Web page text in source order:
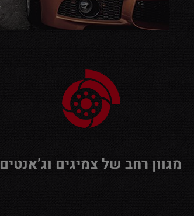
מגוון רחב של צמיגים וג’אנטים